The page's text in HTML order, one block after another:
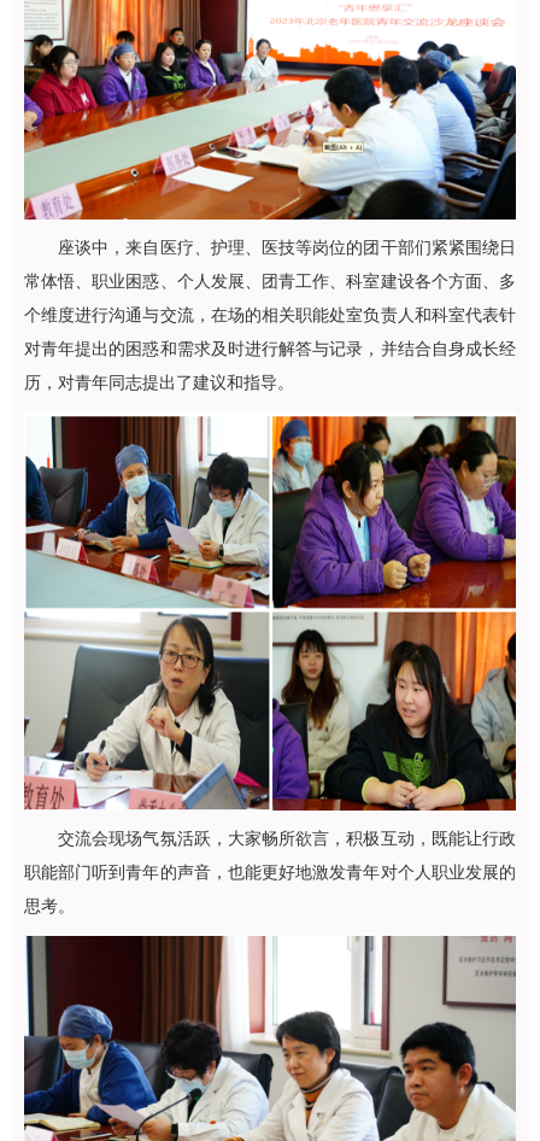
座谈中，来自医疗、护理、医技等岗位的团干部们紧紧围绕日
常体悟、职业困惑、个人发展、团青工作、科室建设各个方面、多
个维度进行沟通与交流，在场的相关职能处室负责人和科室代表针
对青年提出的困惑和需求及时进行解答与记录，并结合自身成长经
历，对青年同志提出了建议和指导。
交流会现场气氛活跃，大家畅所欲言，积极互动，既能让行政
职能部门听到青年的声音，也能更好地激发青年对个人职业发展的
思考。